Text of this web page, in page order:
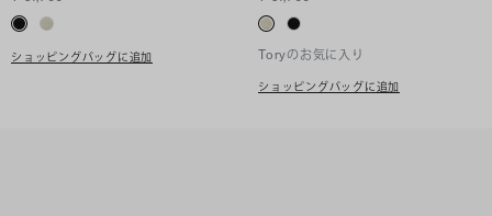
ショッピングバッグに追加 Toryのお気に入り
ショッピングバッグに追加